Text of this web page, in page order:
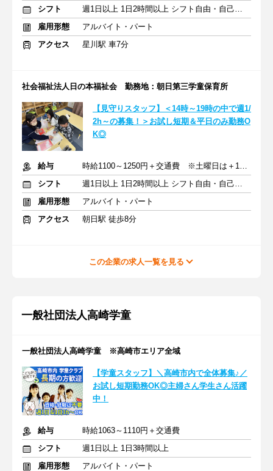
シフト
週1日以上 1日2時間以上 シフト自由・自己申告
雇用形態
アルバイト・パート
アクセス
星川駅 車7分
社会福祉法人日の本福祉会 勤務地：朝日第三学童保育所
【見守りスタッフ】＜14時～19時の中で週1/
2h～の募集！＞お試し短期＆平日のみ勤務O
K◎
給与
時給1100～1250円＋交通費 ※土曜日は＋100円アップ
シフト
週1日以上 1日2時間以上 シフト自由・自己申告
雇用形態
アルバイト・パート
アクセス
朝日駅 徒歩8分
この企業の求人一覧を見る
一般社団法人高崎学童
一般社団法人高崎学童 ※高崎市エリア全域
【学童スタッフ】＼高崎市内で全体募集♪／
お試し短期勤務OK◎主婦さん学生さん活躍
中！
給与
時給1063～1110円＋交通費
シフト
週1日以上 1日3時間以上
雇用形態
アルバイト・パート